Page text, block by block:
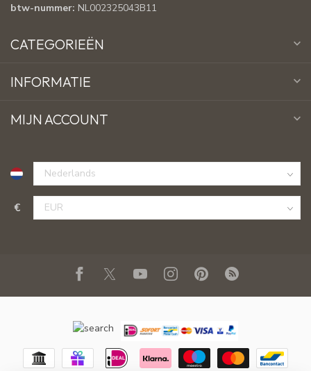
btw-nummer: NL002325043B11
CATEGORIEËN
INFORMATIE
MIJN ACCOUNT
€